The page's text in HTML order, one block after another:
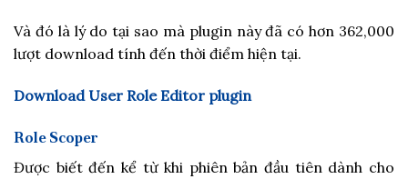
Và đó là lý do tại sao mà plugin này đã có hơn 362,000
lượt download tính đến thời điểm hiện tại.
Download User Role Editor plugin
Role Scoper
Được biết đến kể từ khi phiên bản đầu tiên dành cho